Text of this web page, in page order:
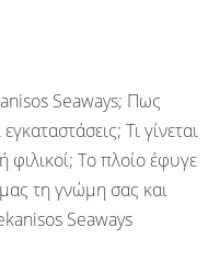
Seaways; Πως
Τι γίνεται
φιλικοί; Το πλοίο έφυγε
τη γνώμη σας και
Seaways